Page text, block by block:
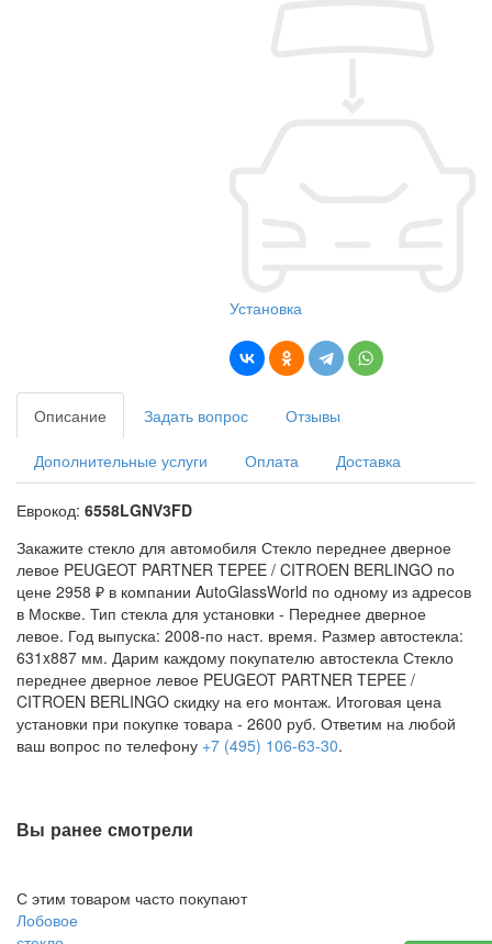
Установка
Описание Задать вопрос Отзывы
Дополнительные услуги Оплата Доставка
Еврокод: 6558LGNV3FD
Закажите стекло для автомобиля Стекло переднее дверное
левое PEUGEOT PARTNER TEPEE / CITROEN BERLINGO по
цене 2958 ₽ в компании AutoGlassWorld по одному из адресов
в Москве. Тип стекла для установки - Переднее дверное
левое. Год выпуска: 2008-по наст. время. Размер автостекла:
631x887 мм. Дарим каждому покупателю автостекла Стекло
переднее дверное левое PEUGEOT PARTNER TEPEE /
CITROEN BERLINGO скидку на его монтаж. Итоговая цена
установки при покупке товара - 2600 руб. Ответим на любой
ваш вопрос по телефону +7 (495) 106-63-30.
Вы ранее смотрели
С этим товаром часто покупают
Лобовое